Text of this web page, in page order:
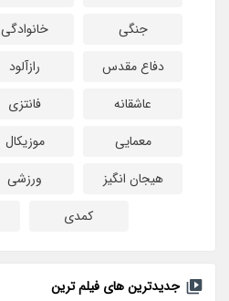
جنگی
خانوادگی
دفاع مقدس
رازآلود
عاشقانه
فانتزی
معمایی
موزیکال
هیجان انگیز
ورزشی
کمدی
جدیدترین های فیلم ترین